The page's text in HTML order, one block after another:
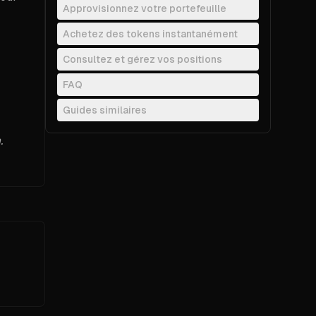
Approvisionnez votre portefeuille
Achetez des tokens instantanément
Consultez et gérez vos positions
FAQ
Guides similaires
This table of contents is keyboard navigable.